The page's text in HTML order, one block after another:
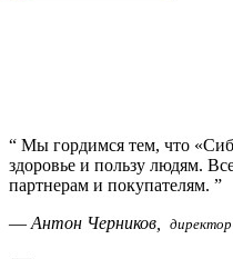
“ Мы гордимся тем, что
здоровье и пользу людям.
партнерам и покупателям. ”
— Антон Черников,